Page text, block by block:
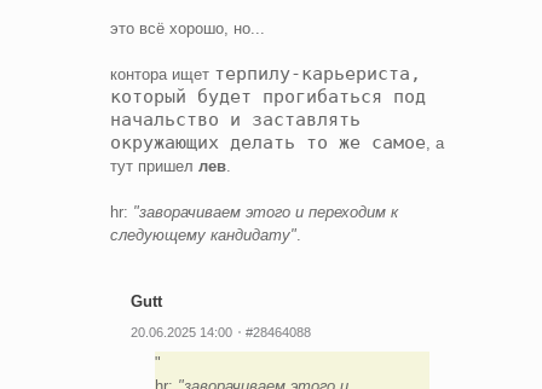
это всё хорошо, но...
контора ищет терпилу-карьериста ,
который будет прогибаться под
начальство и заставлять
окружающих делать то же самое , а
тут пришел лев
hr: "заворачиваем этого и переходим к
следующему кандидату"
Gutt
20.06.2025 14:00 #28464088